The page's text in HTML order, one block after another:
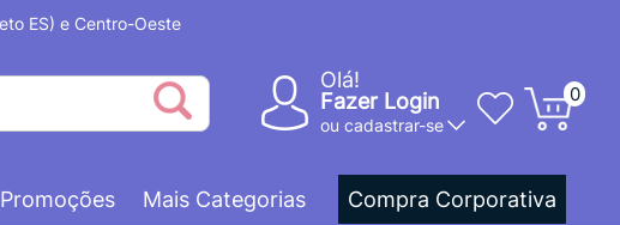
ES) e Centro-Oeste
Olá!
Fazer Login
ou cadastrar-se
0
Promoções Mais Categorias Compra Corporativa